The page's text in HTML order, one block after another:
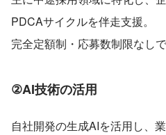
PDCAサイクルを伴走支援。
完全定額制・応募数制限なし
②AI技術の活用
自社開発の生成AIを活用し、